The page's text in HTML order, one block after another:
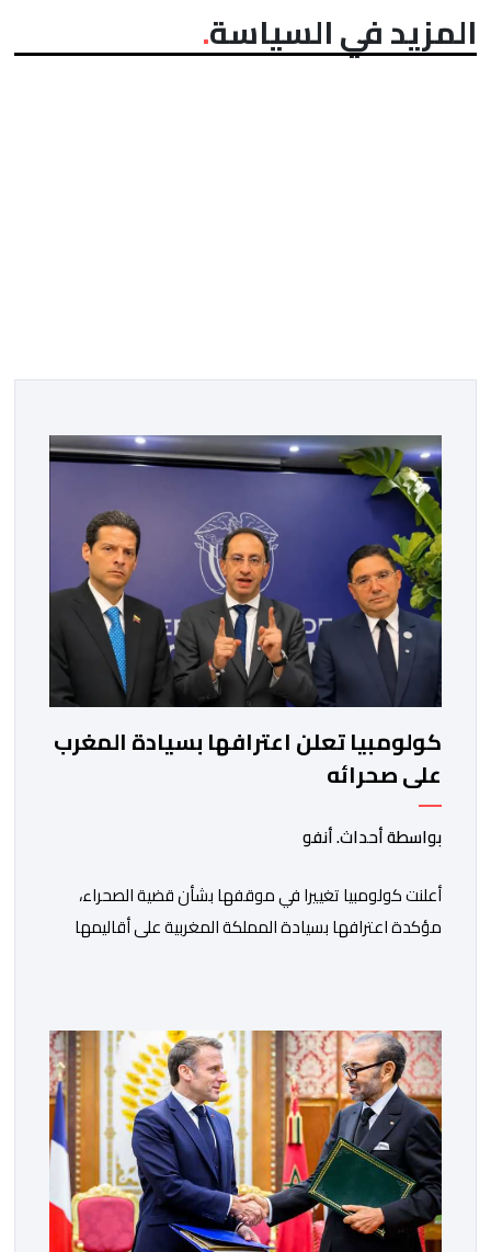
المزيد في السياسة
كولومبيا تعلن اعترافها بسيادة المغرب
على صحرائه
بواسطة أحداث. أنفو
أعلنت كولومبيا تغييرا في موقفها بشأن قضية الصحراء،
مؤكدة اعترافها بسيادة المملكة المغربية على أقاليمها
الافريقي والمغاربة المقيمين بالخارج، ناصر بوريطة، ونائب
رئيس جمهورية كولومبيا، خوسيه مانويل ريستريبو، بحضور
وزير العلاقات الخارجية عمر بولا إسكوبار. وبهذه المناسبة،
أكد السيد […]